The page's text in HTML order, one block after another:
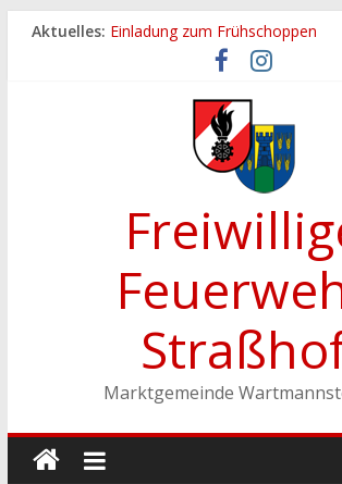
ZumAktuelles: Einladung zum Frühschoppen
Dichtheitsprobe der
Fronleichnamsprozession
Feuerwehrfest 2026
Ferienspiel der Marktgemeinde
Marktgemeinde